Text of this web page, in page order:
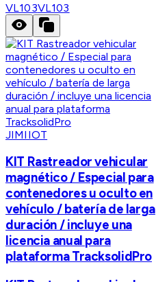
VL103VL103
JIMIIOT
KIT Rastreador vehicular
magnético / Especial para
contenedores u oculto en
vehículo / batería de larga
duración / incluye una
licencia anual para
plataforma TracksolidPro